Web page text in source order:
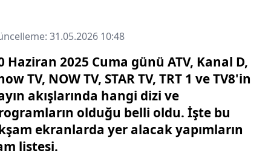
31.05.2026 10:48
Haziran 2025 Cuma günü ATV, Kanal D,
TV, NOW TV, STAR TV, TRT 1 ve TV8'in
akışlarında hangi dizi ve
olduğu belli oldu. İşte bu
ekranlarda yer alacak yapımların
listesi.